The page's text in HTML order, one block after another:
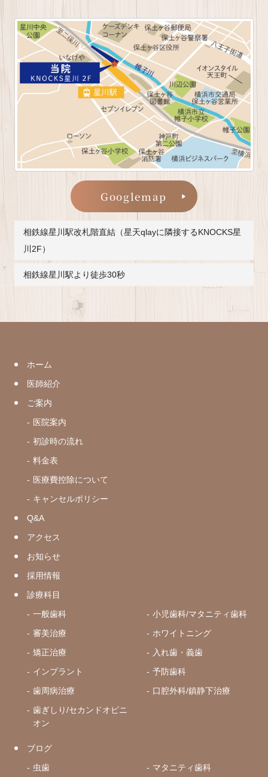
Googlemap
相鉄線星川駅改札階直結（星天qlayに隣接するKNOCKS星
川2F）
相鉄線星川駅より徒歩30秒
ホーム
医師紹介
ご案内
医院案内
初診時の流れ
料金表
医療費控除について
キャンセルポリシー
Q&A
アクセス
お知らせ
採用情報
診療科目
一般歯科
小児歯科/マタニティ歯科
審美治療
ホワイトニング
矯正治療
入れ歯・義歯
インプラント
予防歯科
歯周病治療
口腔外科/鎮静下治療
歯ぎしり/セカンドオピニ
オン
ブログ
虫歯
マタニティ歯科